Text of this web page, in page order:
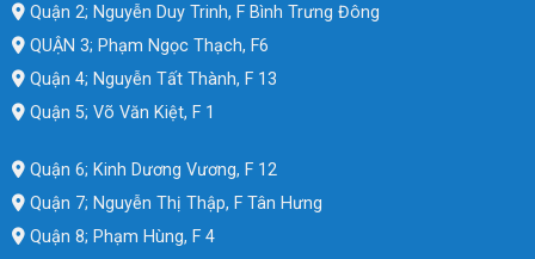
Quận 2; Nguyễn Duy Trinh, F Bình Trưng Đông
QUẬN 3; Phạm Ngọc Thạch, F6
Quận 4; Nguyễn Tất Thành, F 13
Quận 5; Võ Văn Kiệt, F 1
Quận 6; Kinh Dương Vương, F 12
Quận 7; Nguyễn Thị Thập, F Tân Hưng
Quận 8; Phạm Hùng, F 4